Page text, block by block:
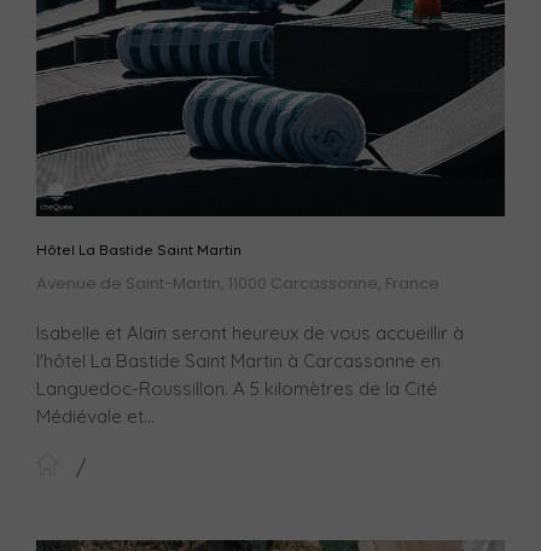
Hôtel La Bastide Saint Martin
Avenue de Saint-Martin, 11000 Carcassonne, France
Isabelle et Alain seront heureux de vous accueillir à
l'hôtel La Bastide Saint Martin à Carcassonne en
Languedoc-Roussillon. A 5 kilomètres de la Cité
Médiévale et...